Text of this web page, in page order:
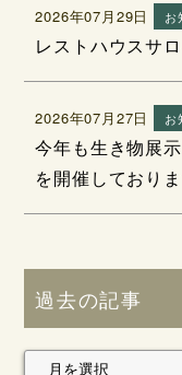
2026年07月29日 お
レストハウスサ
2026年07月27日 お
今年も生き物展
を開催しておりま
過去の記事